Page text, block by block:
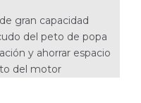
gran capacidad
del peto de popa
y ahorrar espacio
del motor